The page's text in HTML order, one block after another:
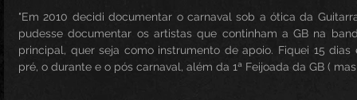
"Em 2010 decidi documentar o carnaval sob a ótica da
pudesse documentar os artistas que continham a GB na
principal, quer seja como instrumento de apoio. Fiquei 15
pré, o durante e o pós carnaval, além da 1ª Feijoada da GB (